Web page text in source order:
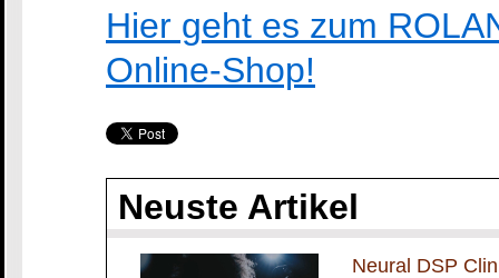
Hier geht es zum
Online-Shop!
Neuste Artikel
Neural DSP